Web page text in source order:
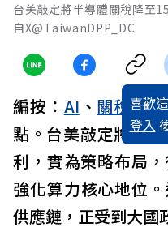
台美敲定將半導體關稅降至
自X@TaiwanDPP_DC
喜歡
登入
編按： AI 、 關稅、
點。台美敲定將半
利，實為策略布局
強化算力核心地位
供應鏈，正受到大國